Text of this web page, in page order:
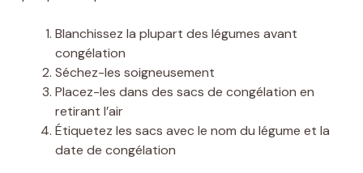
Blanchissez la plupart des légumes avant
congélation
Séchez-les soigneusement
Placez-les dans des sacs de congélation en
retirant l’air
Étiquetez les sacs avec le nom du légume et la
date de congélation